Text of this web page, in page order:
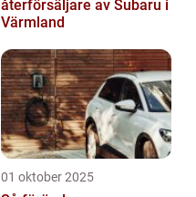
återförsäljare av Subaru i
Värmland
01 oktober 2025